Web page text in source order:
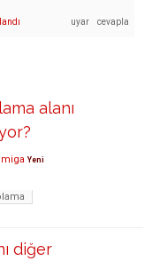
alanı
Yeni
diğer